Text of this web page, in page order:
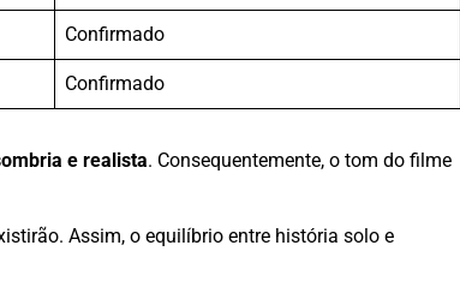
Confirmado
Confirmado
e realista. Consequentemente, o tom do filme
Assim, o equilíbrio entre história solo e